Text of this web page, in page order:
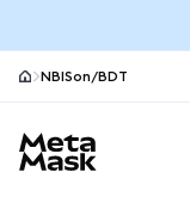
NBISon/BDT